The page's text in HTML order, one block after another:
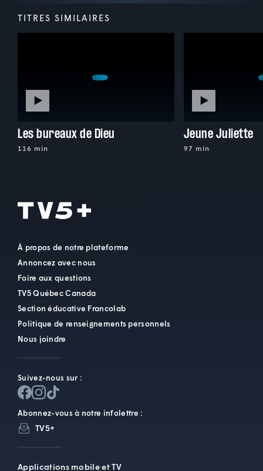
TITRES SIMILAIRES
Les bureaux de Dieu
116 min
Jeune Juliette
97 min
À propos de notre plateforme
Annoncez avec nous
Foire aux questions
TV5 Québec Canada
Section éducative Francolab
Politique de renseignements personnels
Nous joindre
Suivez-nous sur :
Abonnez-vous à notre infolettre :
TV5+
Applications mobile et TV